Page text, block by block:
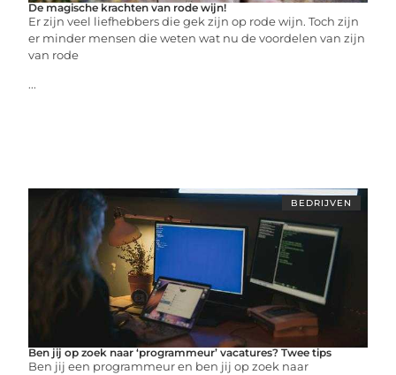
De magische krachten van rode wijn!
Er zijn veel liefhebbers die gek zijn op rode wijn. Toch zijn
er minder mensen die weten wat nu de voordelen van zijn
van rode
...
BEDRIJVEN
Ben jij op zoek naar ‘programmeur’ vacatures? Twee tips
Ben jij een programmeur en ben jij op zoek naar